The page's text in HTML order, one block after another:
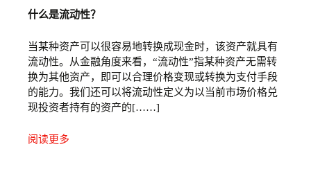
什么是流动性？
当某种资产可以很容易地转换成现金时，该资产就具有
流动性。从金融角度来看，“流动性”指某种资产无需转
换为其他资产，即可以合理价格变现或转换为支付手段
的能力。我们还可以将流动性定义为以当前市场价格兑
现投资者持有的资产的[……]
阅读更多